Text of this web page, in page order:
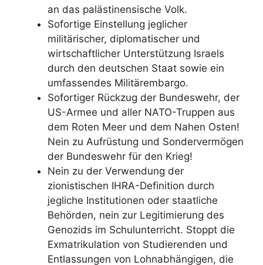
an das palästinensische Volk.
Sofortige Einstellung jeglicher
militärischer, diplomatischer und
wirtschaftlicher Unterstützung Israels
durch den deutschen Staat sowie ein
umfassendes Militärembargo.
Sofortiger Rückzug der Bundeswehr, der
US-Armee und aller NATO-Truppen aus
dem Roten Meer und dem Nahen Osten!
Nein zu Aufrüstung und Sondervermögen
der Bundeswehr für den Krieg!
Nein zu der Verwendung der
zionistischen IHRA-Definition durch
jegliche Institutionen oder staatliche
Behörden, nein zur Legitimierung des
Genozids im Schulunterricht. Stoppt die
Exmatrikulation von Studierenden und
Entlassungen von Lohnabhängigen, die